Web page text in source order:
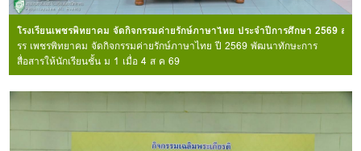
โรงเรียนเพชรพิทยาคม จัดกิจกรรมค่ายรักษ์ภาษาไทย ประจำปีการศึกษา 2569 ส
รร เพชรพิทยาคม จัดกิจกรรมค่ายรักษ์ภาษาไทย ปี 2569 พัฒนาทักษะการ
สื่อสารให้นักเรียนชั้น ม 1 เมื่อ 4 ส ค 69